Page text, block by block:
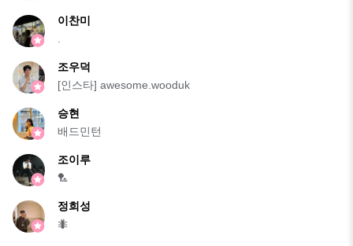
이찬미
조우덕
[인스타] awesome.wooduk
승현
배드민턴
조이루
🏸
정희성
🐜